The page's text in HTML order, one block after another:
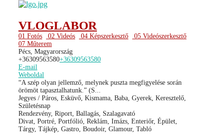
VLOGLABOR
01 Fotós 02 Videós 04 Képszerkesztő
05 Videószerkesztő
07 Műterem
Pécs, Magyarország
+36309563580+36309563580
E-mail
Weboldal
“A szép olyan jellemző, melynek puszta megfigyelése során
örömöt tapasztalhatunk.” (S...
Jegyes / Páros, Esküvő, Kismama, Baba, Gyerek, Keresztelő,
Születésnap
Rendezvény, Riport, Ballagás, Szalagavató
Divat, Portré, Portfólió, Reklám, Imázs, Enteriőr, Épület,
Tárgy, Tájkép, Gastro, Boudoir, Glamour, Tabló